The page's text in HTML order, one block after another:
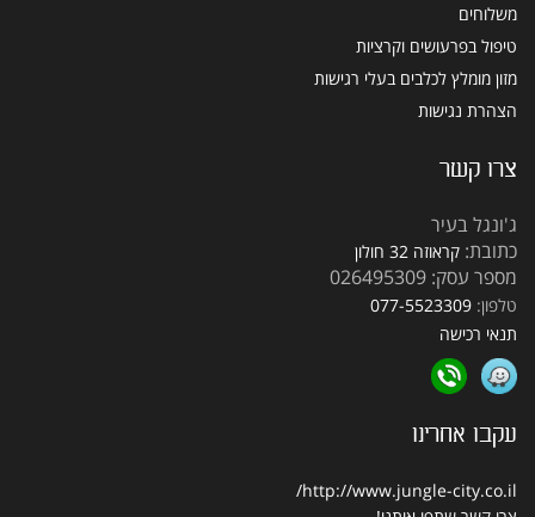
משלוחים
טיפול בפרעושים וקרציות
מזון מומלץ לכלבים בעלי רגישות
הצהרת נגישות
צרו קשר
ג'ונגל בעיר
כתובת: קראוזה 32 חולון
מספר עסק: 026495309
טלפון: 077-5523309
תנאי רכישה
עקבו אחרינו
http://www.jungle-city.co.il/